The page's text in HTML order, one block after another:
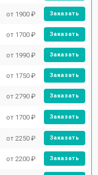
от 1900 ₽ Заказать
от 1700 ₽ Заказать
от 1990 ₽ Заказать
от 1750 ₽ Заказать
от 2790 ₽ Заказать
от 1700 ₽ Заказать
от 2250 ₽ Заказать
от 2200 ₽ Заказать